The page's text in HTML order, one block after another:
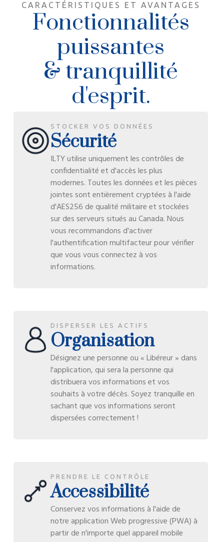
CARACTÉRISTIQUES ET AVANTAGES
Fonctionnalités
puissantes
& tranquillité
d'esprit.
STOCKER VOS DONNÉES
Sécurité
ILTY utilise uniquement les contrôles de
confidentialité et d'accès les plus
modernes. Toutes les données et les pièces
jointes sont entièrement cryptées à l'aide
d'AES256 de qualité militaire et stockées
sur des serveurs situés au Canada. Nous
vous recommandons d'activer
l'authentification multifacteur pour vérifier
que vous vous connectez à vos
informations.
DISPERSER LES ACTIFS
Organisation
Désignez une personne ou « Libéreur » dans
l'application, qui sera la personne qui
distribuera vos informations et vos
souhaits à votre décès. Soyez tranquille en
sachant que vos informations seront
dispersées correctement !
PRENDRE LE CONTRÔLE
Accessibilité
Conservez vos informations à l'aide de
notre application Web progressive (PWA) à
partir de n'importe quel appareil mobile